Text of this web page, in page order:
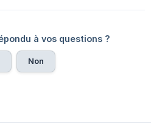
à vos questions ?
Non